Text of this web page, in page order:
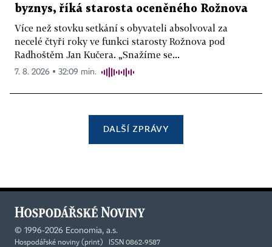
byznys, říká starosta oceněného Rožnova
Více než stovku setkání s obyvateli absolvoval za
necelé čtyři roky ve funkci starosty Rožnova pod
Radhoštěm Jan Kučera. „Snažíme se...
7. 8. 2026 ▪ 32:09 min.
DALŠÍ ZPRÁVY
© 1996-2026 Economia, a.s.
Hospodářské noviny (print) ISSN 0862-9587